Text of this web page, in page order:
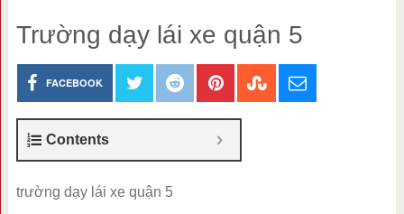
Trường dạy lái xe quận 5
FACEBOOK
Contents
trường dạy lái xe quận 5